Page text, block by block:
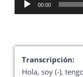
de
00:00
Transcripción:
Hola, soy (-),